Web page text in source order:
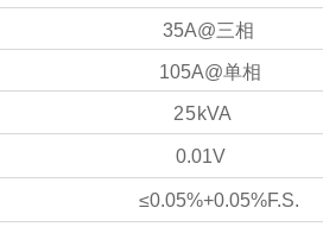
35A@三相
105A@单相
25kVA
0.01V
≤0.05%+0.05%F.S.